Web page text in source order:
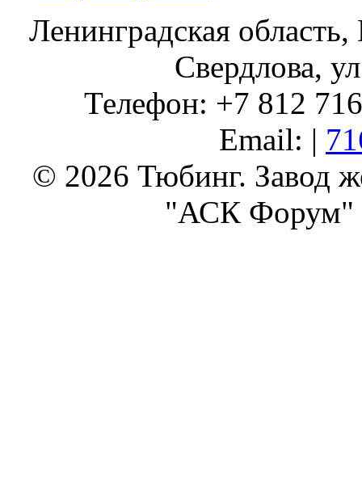
Ленинградская
Свердлова,
Телефон: +7 812
Email: |
© 2026 Тюбинг. Завод
"АСК Форум"